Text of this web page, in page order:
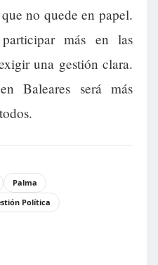
no quede en papel.
más en las
una gestión clara.
Baleares será más
Palma
Política